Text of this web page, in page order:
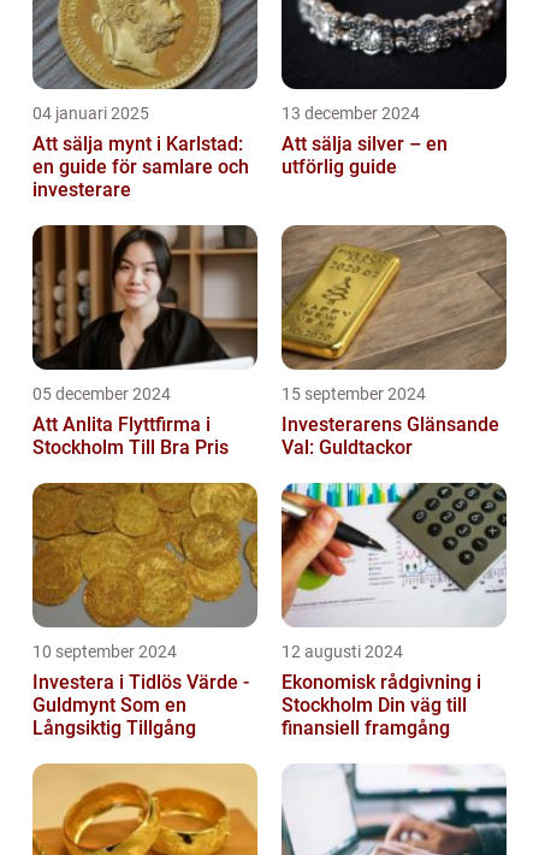
04 januari 2025
Att sälja mynt i Karlstad:
en guide för samlare och
investerare
13 december 2024
Att sälja silver – en
utförlig guide
05 december 2024
Att Anlita Flyttfirma i
Stockholm Till Bra Pris
15 september 2024
Investerarens Glänsande
Val: Guldtackor
10 september 2024
Investera i Tidlös Värde -
Guldmynt Som en
Långsiktig Tillgång
12 augusti 2024
Ekonomisk rådgivning i
Stockholm Din väg till
finansiell framgång